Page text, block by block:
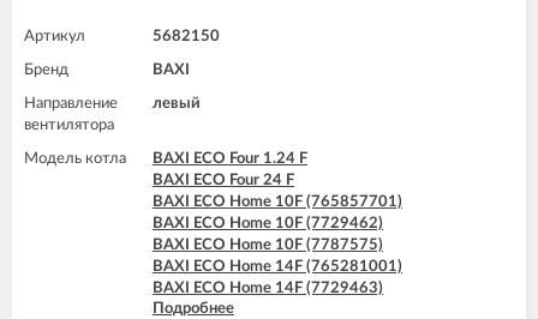
Артикул 5682150
Бренд BAXI
Направление
вентилятора
левый
Модель котла
BAXI ECO Four 1.24 F
BAXI ECO Four 24 F
BAXI ECO Home 10F (765857701)
BAXI ECO Home 10F (7729462)
BAXI ECO Home 10F (7787575)
BAXI ECO Home 14F (765281001)
BAXI ECO Home 14F (7729463)
BAXI ECO Home 14F (7787576)
Подробнее